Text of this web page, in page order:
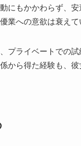
にもかかわらず、
業への意欲は衰え
プライベートでの
から得た経験も、